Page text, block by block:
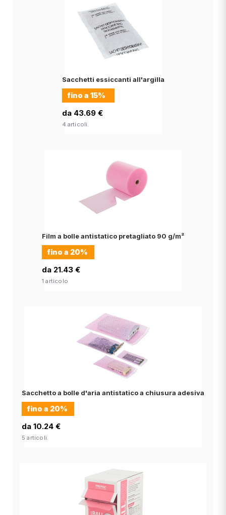
Sacchetti essiccanti all'argilla
fino a 15%
da 43.69 €
4 articoli.
Film a bolle antistatico pretagliato 90 g/m²
fino a 20%
da 21.43 €
1 articolo
Sacchetto a bolle d'aria antistatico a chiusura adesiva
fino a 20%
da 10.24 €
5 articoli.